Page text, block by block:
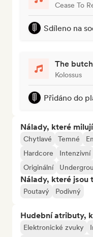
Cease To
Sdíleno na
The
Kolossus
Přidáno do
Nálady, které milují
Chytlavé Temné
Hardcore
Intenzivní
Originální
Nálady, které jsou
Poutavý Podivný
Hudební atributy,
Elektronické zvuky